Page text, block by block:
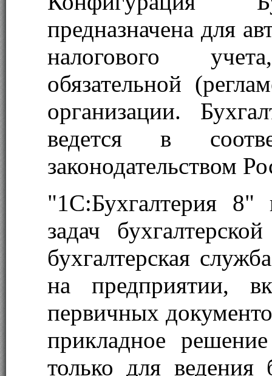
предназначена для
налогового
обязательной
организации.
ведется в
законодательством
"1С:Бухгалтерия 8"
задач
бухгалтерская
на предприятии,
первичных
прикладное
только для ведения